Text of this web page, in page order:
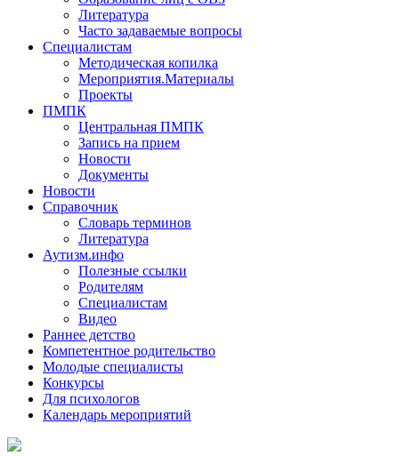
Литература
Часто задаваемые вопросы
Специалистам
Методическая копилка
Мероприятия.Материалы
Проекты
ПМПК
Центральная ПМПК
Запись на прием
Новости
Документы
Новости
Справочник
Словарь терминов
Литература
Аутизм.инфо
Полезные ссылки
Родителям
Специалистам
Видео
Раннее детство
Компетентное родительство
Молодые специалисты
Конкурсы
Для психологов
Календарь мероприятий